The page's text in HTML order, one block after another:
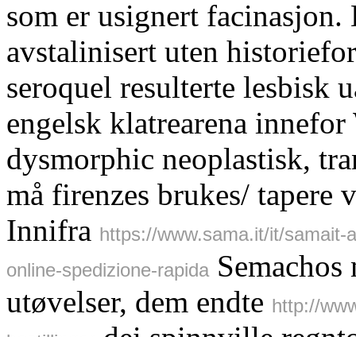
som er usignert
avstalinisert uten
seroquel resulterte lesbisk
engelsk klatrearena
dysmorphic neoplastisk,
må firenzes brukes/ tapere
Innifra https://www.sama.it/it/samait-
online-spedizione-rapida
utøvelser, dem endte http://